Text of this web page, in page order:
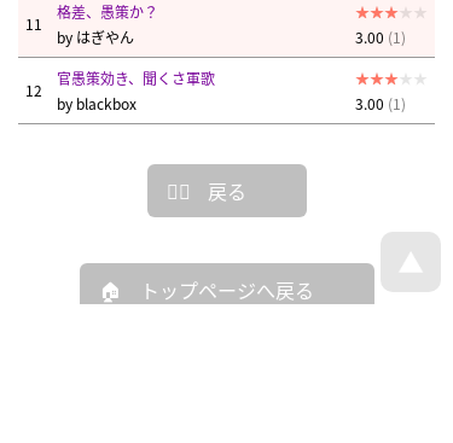
11
格差、愚策か？
by はぎやん 3.00 (1)
12
官愚策効き、聞くさ軍歌
by blackbox 3.00 (1)
戻る
トップページへ戻る